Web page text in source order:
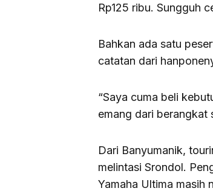
Rp125 ribu. Sungguh
Bahkan ada satu
catatan dari
“Saya cuma beli
emang dari berangkat
Dari Banyumanik,
melintasi Srondol.
Yamaha Ultima masih